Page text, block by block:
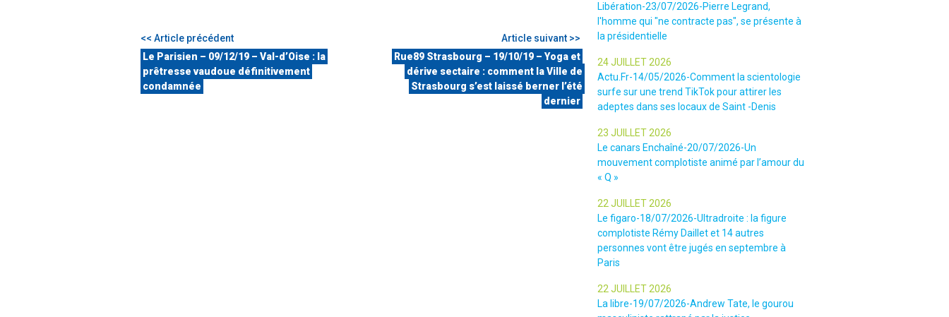
<< Article précédent
Le Parisien – 09/12/19 – Val-d’Oise : la
prêtresse vaudoue définitivement
condamnée
Article suivant >>
Rue89 Strasbourg – 19/10/19 – Yoga et
dérive sectaire : comment la Ville de
Strasbourg s’est laissé berner l’été
dernier
Libération-23/07/2026-Pierre Legrand,
l'homme qui "ne contracte pas", se présente à
la présidentielle
24 JUILLET 2026
Actu.Fr-14/05/2026-Comment la scientologie
surfe sur une trend TikTok pour attirer les
adeptes dans ses locaux de Saint -Denis
23 JUILLET 2026
Le canars Enchaîné-20/07/2026-Un
mouvement complotiste animé par l’amour du
« Q »
22 JUILLET 2026
Le figaro-18/07/2026-Ultradroite : la figure
complotiste Rémy Daillet et 14 autres
personnes vont être jugés en septembre à
Paris
22 JUILLET 2026
La libre-19/07/2026-Andrew Tate, le gourou